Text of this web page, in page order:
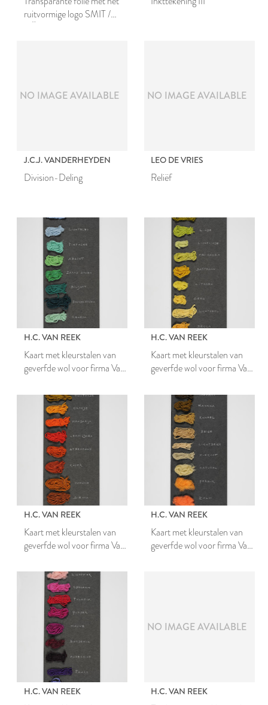
ruitvormige logo SMIT /
NO IMAGE AVAILABLE
J.C.J. VANDERHEYDEN
Division-Deling
NO IMAGE AVAILABLE
LEO DE VRIES
Reliëf
H.C. VAN REEK
Kaart met kleurstalen van
geverfde wol voor firma Van
H.C. VAN REEK
Kaart met kleurstalen van
geverfde wol voor firma Van
H.C. VAN REEK
Kaart met kleurstalen van
geverfde wol voor firma Van
H.C. VAN REEK
Kaart met kleurstalen van
geverfde wol voor firma Van
H.C. VAN REEK
NO IMAGE AVAILABLE
H.C. VAN REEK